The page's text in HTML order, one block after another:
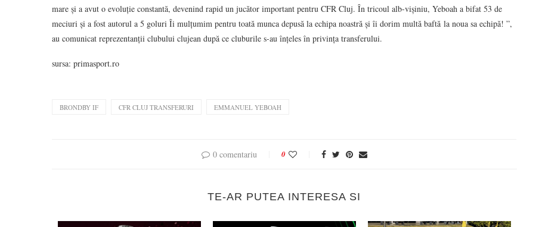
mare și a avut o evoluție constantă, devenind rapid un jucător important pentru CFR Cluj. În tricoul alb-vișiniu, Yeboah a bifat 53 de
meciuri și a fost autorul a 5 goluri Îi mulțumim pentru toată munca depusă la echipa noastră și îi dorim multă baftă la noua sa echipă! ”,
au comunicat reprezentanții clubului clujean după ce cluburile s-au înțeles în privința transferului.
sursa: primasport.ro
BRONDBY IF CFR CLUJ TRANSFERURI EMMANUEL YEBOAH
0 comentariu 0
TE-AR PUTEA INTERESA SI